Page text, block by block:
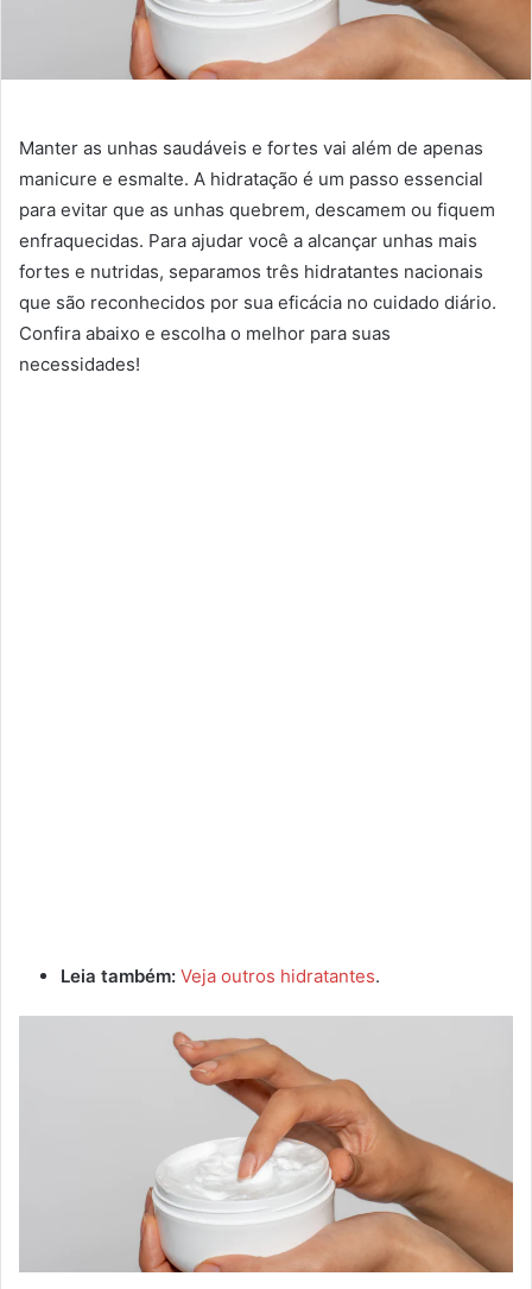
Manter as unhas saudáveis e fortes vai além de apenas
manicure e esmalte. A hidratação é um passo essencial
para evitar que as unhas quebrem, descamem ou fiquem
enfraquecidas. Para ajudar você a alcançar unhas mais
fortes e nutridas, separamos três hidratantes nacionais
que são reconhecidos por sua eficácia no cuidado diário.
Confira abaixo e escolha o melhor para suas
necessidades!
Leia também: Veja outros hidratantes.